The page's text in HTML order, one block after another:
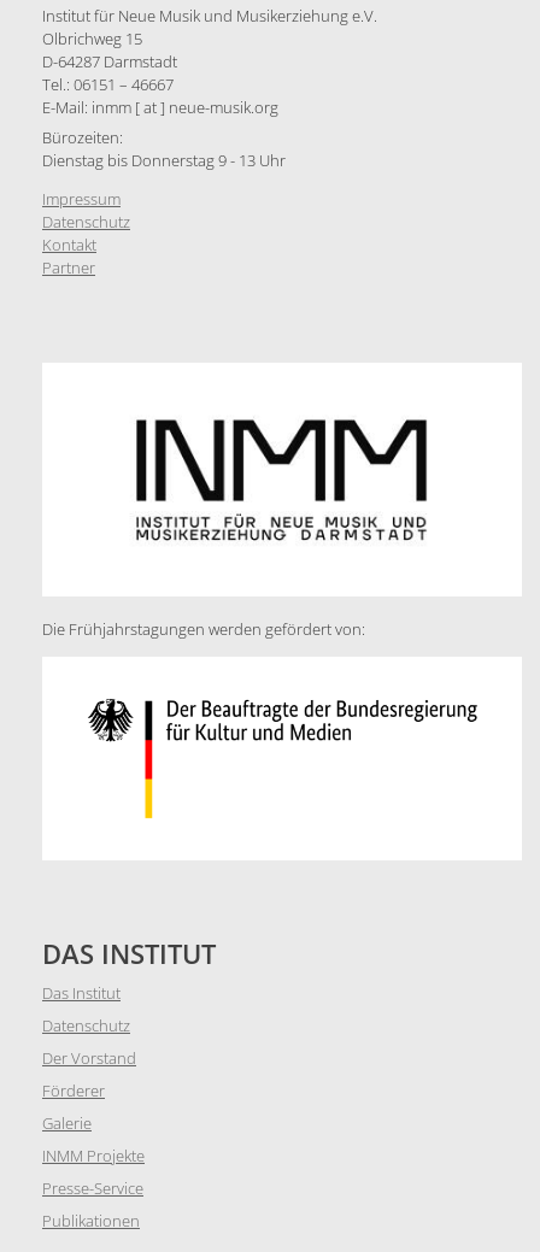
Institut für Neue Musik und Musikerziehung e.V.
Olbrichweg 15
D-64287 Darmstadt
Tel.: 06151 – 46667
E-Mail: inmm [ at ] neue-musik.org
Bürozeiten:
Dienstag bis Donnerstag 9 - 13 Uhr
Impressum
Datenschutz
Kontakt
Partner
Die Frühjahrstagungen werden gefördert von:
DAS INSTITUT
Das Institut
Datenschutz
Der Vorstand
Förderer
Galerie
INMM Projekte
Presse-Service
Publikationen